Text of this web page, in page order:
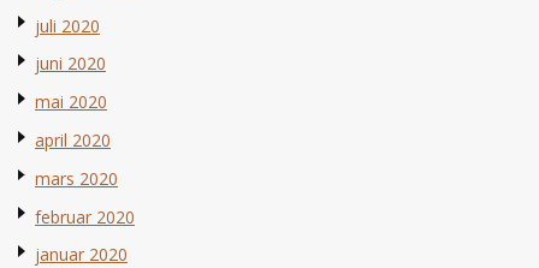
juli 2020
juni 2020
mai 2020
april 2020
mars 2020
februar 2020
januar 2020